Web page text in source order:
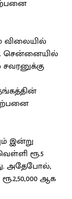
விலையில்
சென்னையில்
இன்று
ரூ.5
அதேபோல்,
ஆக